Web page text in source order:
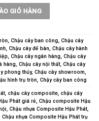
Phát trụ tròn thấp | HP-1094 số
GIỎ HÀNG
, Chậu cây ban công, Chậu cây
, Chậu cây để bàn, Chậu cây hành
, Chậu cây ngân hàng, Chậu cây
hàng, Chậu cây nội thất, Chậu cây
phong thủy, Chậu cây showroom,
hình trụ tròn, Chậy cây ban công
, chậu cây composite, chậu cây
Phát giá rẻ, Chậu composite Hậu
, Chậu nhựa Composite Hậu Phát,
Chậu nhựa Composite Hậu Phát trụ